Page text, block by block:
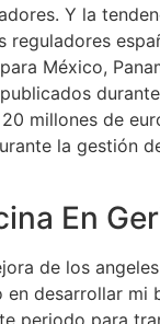
Y la
México,
millones de
la gestión
En
de los
desarrollar